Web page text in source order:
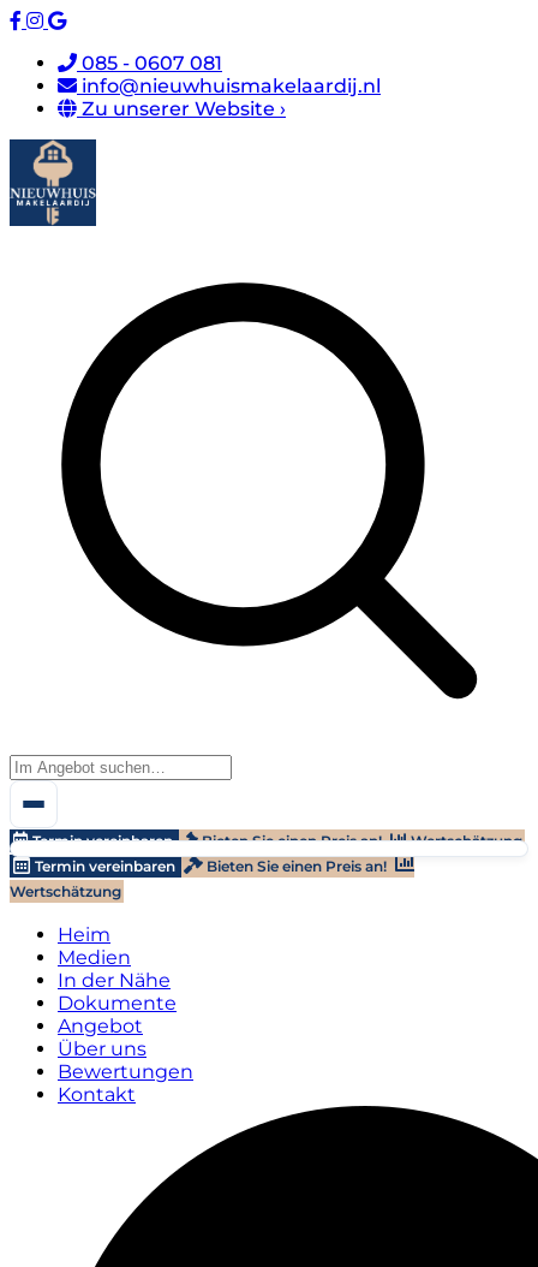
085 - 0607 081
info@nieuwhuismakelaardij.nl
Zu unserer Website ›
Termin vereinbaren Bieten Sie einen Preis an!
Wertschätzung
Termin vereinbaren
Bieten Sie einen Preis an!
Wertschätzung
Heim
Medien
In der Nähe
Dokumente
Angebot
Über uns
Bewertungen
Kontakt